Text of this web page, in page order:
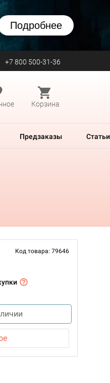
Подробнее
+7 800 500-31-36
Корзина
Предзаказы Статьи
Код товара: 79646